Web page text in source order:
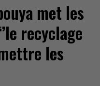
met les
recyclage
les